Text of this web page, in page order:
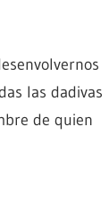
las dadivas
de quien